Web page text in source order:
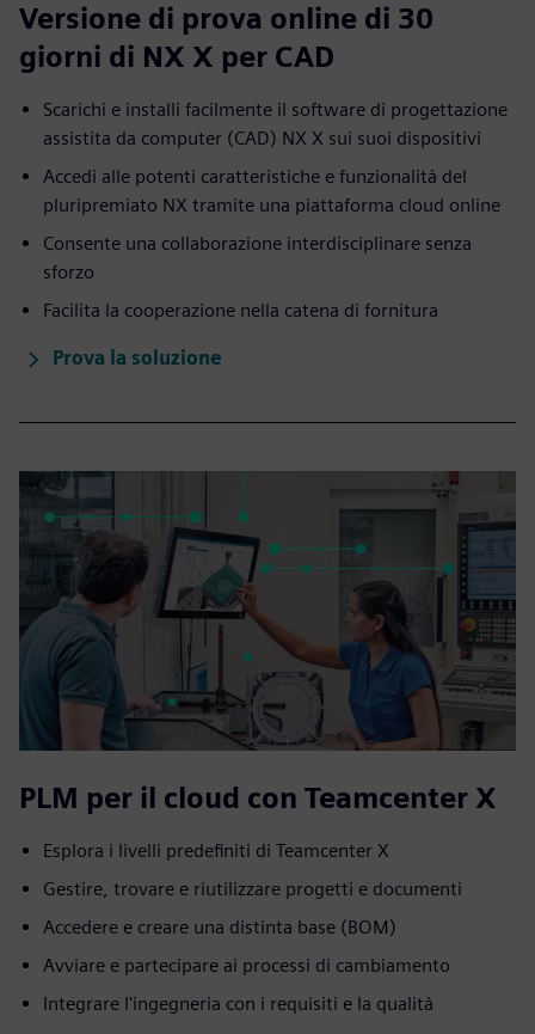
Versione di prova online di 30
giorni di NX X per CAD
Scarichi e installi facilmente il software di progettazione
assistita da computer (CAD) NX X sui suoi dispositivi
Accedi alle potenti caratteristiche e funzionalità del
pluripremiato NX tramite una piattaforma cloud online
Consente una collaborazione interdisciplinare senza
sforzo
Facilita la cooperazione nella catena di fornitura
Prova la soluzione
PLM per il cloud con Teamcenter X
Esplora i livelli predefiniti di Teamcenter X
Gestire, trovare e riutilizzare progetti e documenti
Accedere e creare una distinta base (BOM)
Avviare e partecipare ai processi di cambiamento
Integrare l'ingegneria con i requisiti e la qualità